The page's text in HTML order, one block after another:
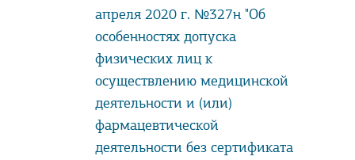
апреля 2020 г. №327н "Об
особенностях допуска
физических лиц к
осуществлению медицинской
деятельности и (или)
фармацевтической
деятельности без сертификата